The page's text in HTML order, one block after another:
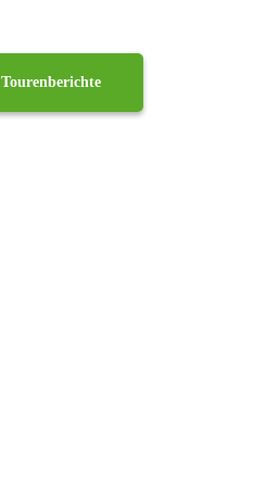
Facebook
Tourenberichte